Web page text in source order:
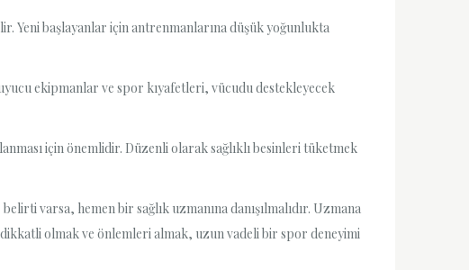
Yeni başlayanlar için antrenmanlarına düşük yoğunlukta
ekipmanlar ve spor kıyafetleri, vücudu destekleyecek
için önemlidir. Düzenli olarak sağlıklı besinleri tüketmek
varsa, hemen bir sağlık uzmanına danışılmalıdır. Uzmana
olmak ve önlemleri almak, uzun vadeli bir spor deneyimi